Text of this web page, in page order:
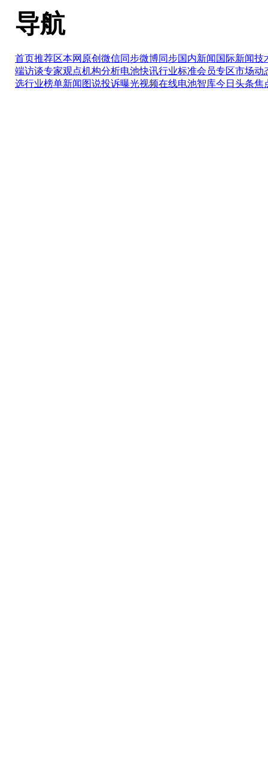
导航
首页推荐区本网原创 微信同步微博同步国内新闻 国际新闻技
端访谈专家观点机构分析电池快讯行业标准会员专区市场动
选行业榜单新闻图说投诉曝光视频在线电池智库今日头条焦